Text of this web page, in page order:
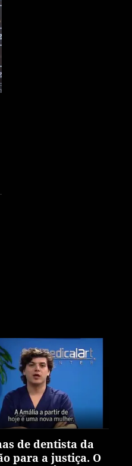
de dentista da
para a justiça. O